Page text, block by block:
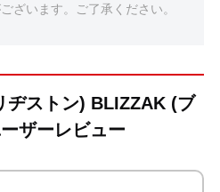
ざいます。ご了承ください。
ヂストン) BLIZZAK (ブ
ザーレビュー